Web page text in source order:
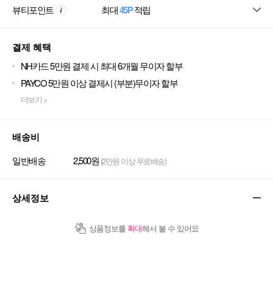
뷰티포인트 최대45P적립
결제 혜택
NH카드 5만원 결제 시 최대 6개월 무이자 할부
PAYCO 5만원 이상 결제시 (부분)무이자 할부
더보기 >
배송비
일반배송 2,500원 (2만원 이상 무료배송)
상세정보
상품정보를 확대해서 볼 수 있어요